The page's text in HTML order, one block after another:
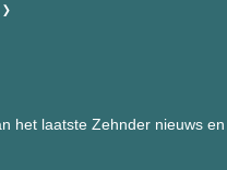
het laatste Zehnder nieuws